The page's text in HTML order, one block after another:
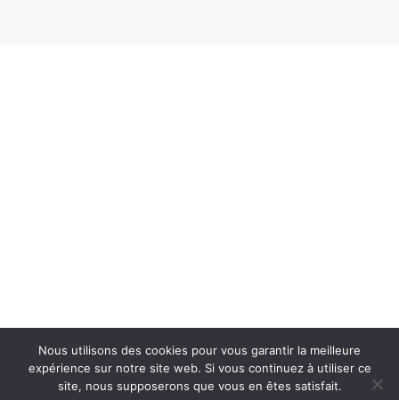
Nous utilisons des cookies pour vous garantir la meilleure
expérience sur notre site web. Si vous continuez à utiliser ce
site, nous supposerons que vous en êtes satisfait.